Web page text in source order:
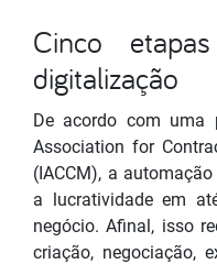
Cinco
digitalização
De acordo com uma
Association for
(IACCM), a
a lucratividade em
negócio. Afinal, isso
criação, negociação,